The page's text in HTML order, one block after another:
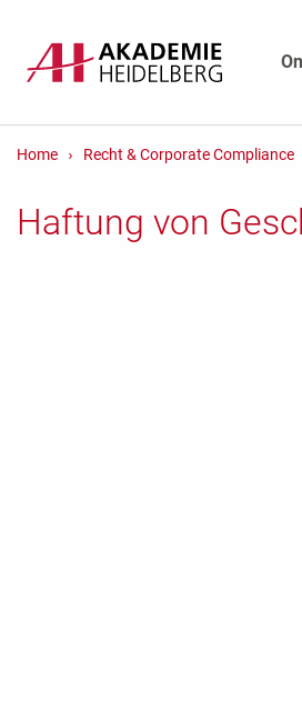
Home Recht & Corporate Compliance
Haftung von